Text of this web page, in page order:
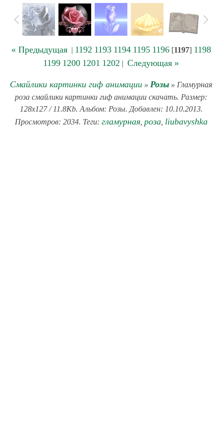
« Предыдущая| 1192 1193 1194 1195 1196[1197] 1198
1199 1200 1201 1202 | Следующая »
Смайлики картинки гиф анимации » Розы » Гламурная
роза смайлики картинки гиф анимации скачать. Размер:
128x127 / 11.8Kb. Альбом: Розы. Добавлен: 10.10.2013.
Просмотров: 2034. Теги: гламурная, роза, liubavyshka